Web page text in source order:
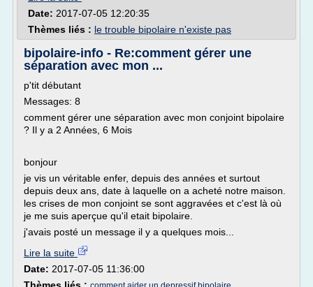
Date: 2017-07-05 12:20:35
Thèmes liés : le trouble bipolaire n'existe pas
bipolaire-info - Re:comment gérer une
séparation avec mon ...
p'tit débutant
Messages: 8
comment gérer une séparation avec mon conjoint bipolaire
? Il y a 2 Années, 6 Mois
bonjour
je vis un véritable enfer, depuis des années et surtout
depuis deux ans, date à laquelle on a acheté notre maison.
les crises de mon conjoint se sont aggravées et c'est là où
je me suis aperçue qu'il etait bipolaire.
j'avais posté un message il y a quelques mois...
Lire la suite
Date: 2017-07-05 11:36:00